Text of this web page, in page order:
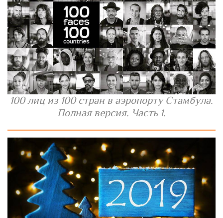
100 лиц из 100 стран в аэропорту Стамбула.
Полная версия. Часть 1.